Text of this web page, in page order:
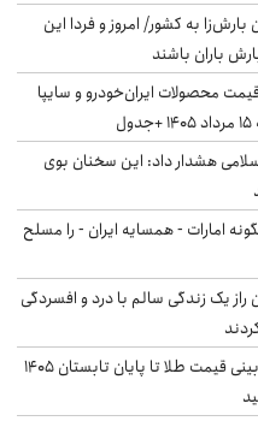
بارش‌زا به کشور/ امروز و فردا این
باران باشند
محصولات ایران‌خودرو و سایپا
هشدار داد: این سخنان بوی
امارات - همسایه ایران - را مسلح
راز یک زندگی سالم با درد و افسردگی
این پیش بینی قیمت طلا تا پایان تابستان ۱۴۰۵